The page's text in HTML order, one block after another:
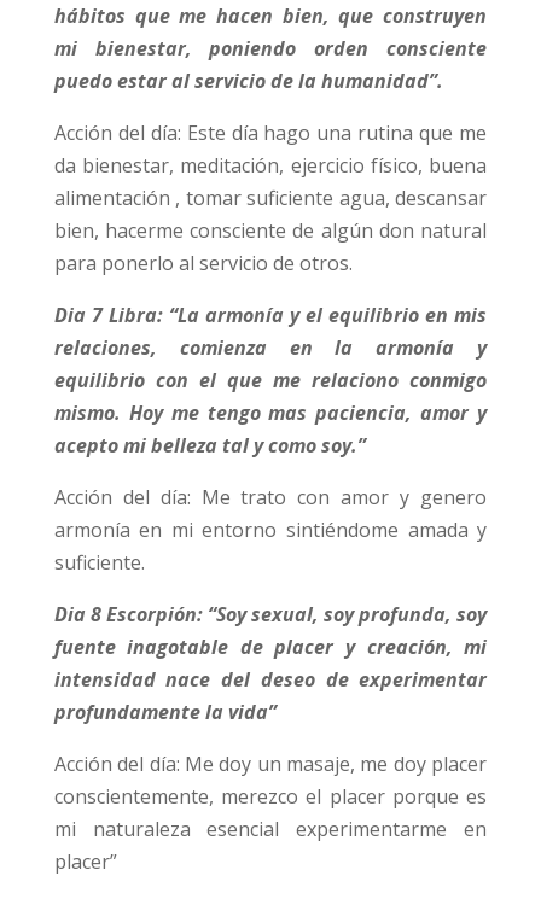
hábitos que me hacen bien, que construyen
mi bienestar, poniendo orden consciente
puedo estar al servicio de la humanidad”.
Acción del día: Este día hago una rutina que me
da bienestar, meditación, ejercicio físico, buena
alimentación , tomar suficiente agua, descansar
bien, hacerme consciente de algún don natural
para ponerlo al servicio de otros.
Dia 7 Libra: “La armonía y el equilibrio en mis
relaciones, comienza en la armonía y
equilibrio con el que me relaciono conmigo
mismo. Hoy me tengo mas paciencia, amor y
acepto mi belleza tal y como soy.”
Acción del día: Me trato con amor y genero
armonía en mi entorno sintiéndome amada y
suficiente.
Dia 8 Escorpión: “Soy sexual, soy profunda, soy
fuente inagotable de placer y creación, mi
intensidad nace del deseo de experimentar
profundamente la vida”
Acción del día: Me doy un masaje, me doy placer
conscientemente, merezco el placer porque es
mi naturaleza esencial experimentarme en
placer”